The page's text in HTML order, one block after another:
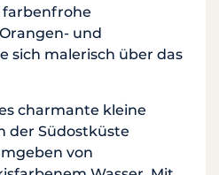
und
sich malerisch über das
charmante kleine
der Südostküste
von